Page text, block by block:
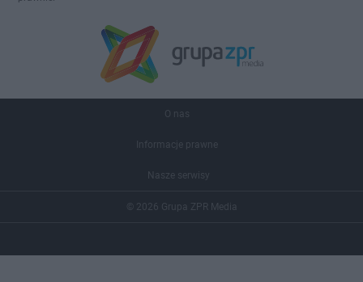
O nas
Informacje prawne
Nasze serwisy
© 2026 Grupa ZPR Media